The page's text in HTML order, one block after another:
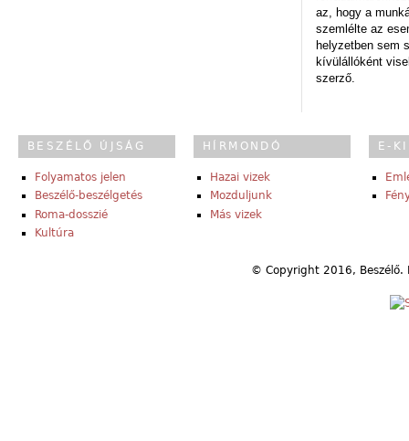
az, hogy a
szemlélte az
helyzetben sem
kívülállóként
szerző.
BESZÉLŐ ÚJSÁG
Folyamatos jelen
Beszélő-beszélgetés
Roma-dosszié
Kultúra
HÍRMONDÓ
Hazai vizek
Mozduljunk
Más vizek
E-
© Copyright 2016,